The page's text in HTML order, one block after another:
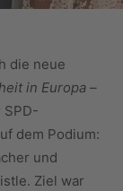
die neue
in Europa –
dem Podium:
und
Ziel war